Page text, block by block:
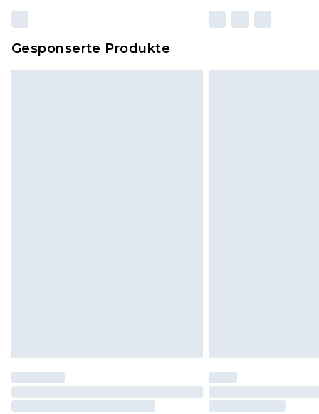
Gesponserte Produkte